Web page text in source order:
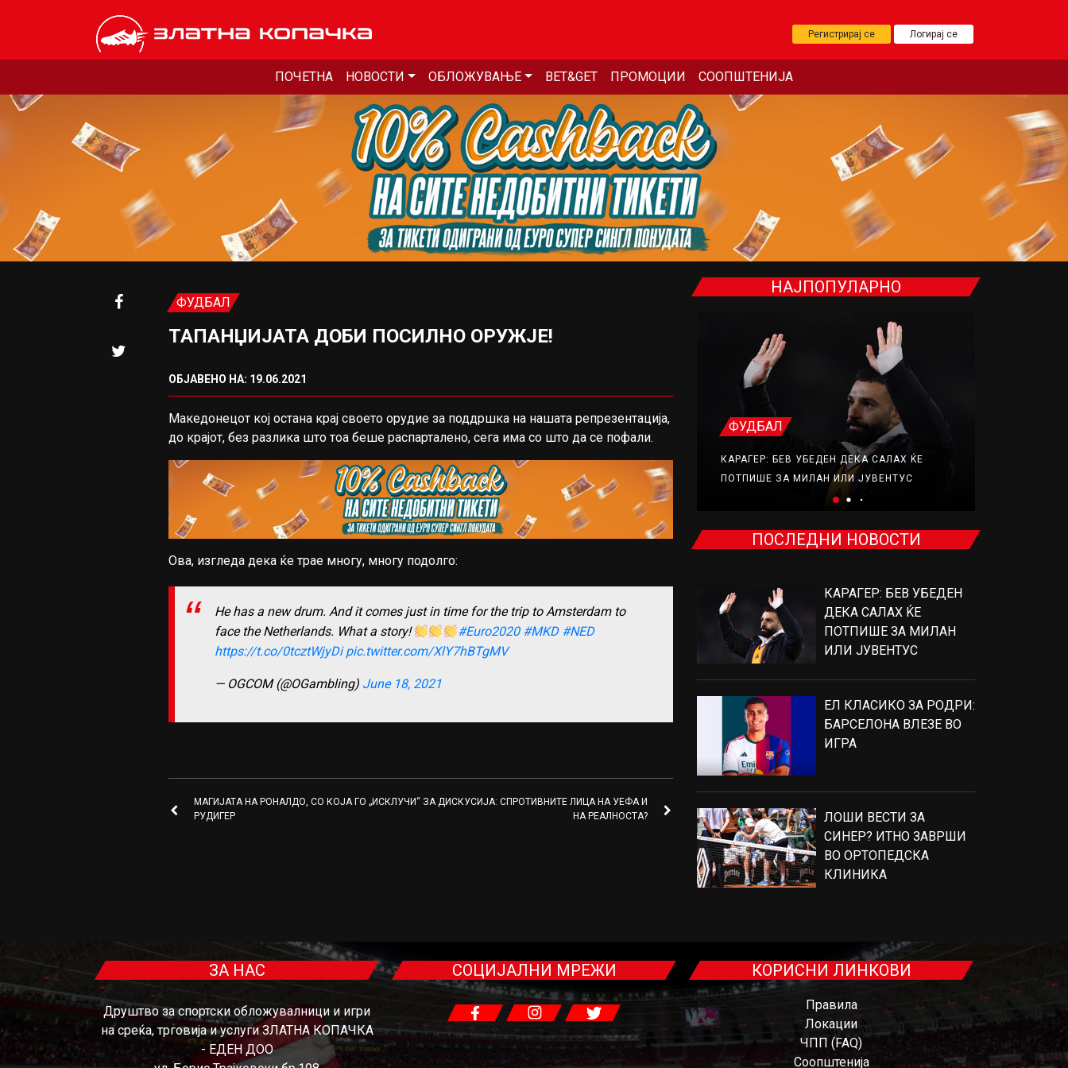
Регистрирај се Логирај се
ПОЧЕТНА НОВОСТИ ОБЛОЖУВАЊЕ BET&GET ПРОМОЦИИ СООПШТЕНИЈА
ФУДБАЛ
ТАПАНЏИЈАТА ДОБИ ПОСИЛНО ОРУЖЈЕ!
ОБЈАВЕНО НА: 19.06.2021
Македонецот кој остана крај своето орудие за поддршка на нашата репрезентација,
до крајот, без разлика што тоа беше распарталено, сега има со што да се пофали.
Ова, изгледа дека ќе трае многу, многу подолго:
He has a new drum. And it comes just in time for the trip to Amsterdam to
face the Netherlands. What a story!
#Euro2020 #MKD #NED
https://t.co/0tcztWjyDi pic.twitter.com/XlY7hBTgMV
— OGCOM (@OGambling) June 18, 2021
МАГИЈАТА НА РОНАЛДО, СО КОЈА ГО „ИСКЛУЧИ“
РУДИГЕР
ЗА ДИСКУСИЈА: СПРОТИВНИТЕ ЛИЦА НА УЕФА И
НА РЕАЛНОСТА?
НАЈПОПУЛАРНО
ТЕНИС
ЛОШИ ВЕСТИ ЗА СИНЕР? ИТНО ЗАВРШИ ВО
ОРТОПЕДСКА КЛИНИКА
ФУДБАЛ
КАРАГЕР: БЕВ УБЕДЕН ДЕКА САЛАХ ЌЕ
ПОТПИШЕ ЗА МИЛАН ИЛИ ЈУВЕНТУС
ПОСЛЕДНИ НОВОСТИ
КАРАГЕР: БЕВ УБЕДЕН
ДЕКА САЛАХ ЌЕ
ПОТПИШЕ ЗА МИЛАН
ИЛИ ЈУВЕНТУС
ЕЛ КЛАСИКО ЗА РОДРИ:
БАРСЕЛОНА ВЛЕЗЕ ВО
ИГРА
ЛОШИ ВЕСТИ ЗА
СИНЕР? ИТНО ЗАВРШИ
ВО ОРТОПЕДСКА
КЛИНИКА
ЗА НАС
Друштво за спортски обложувалници и игри
на среќа, трговија и услуги ЗЛАТНА КОПАЧКА
- ЕДЕН ДОО
СОЦИЈАЛНИ МРЕЖИ КОРИСНИ ЛИНКОВИ
Правила
Локации
ЧПП (FAQ)
Соопштенија